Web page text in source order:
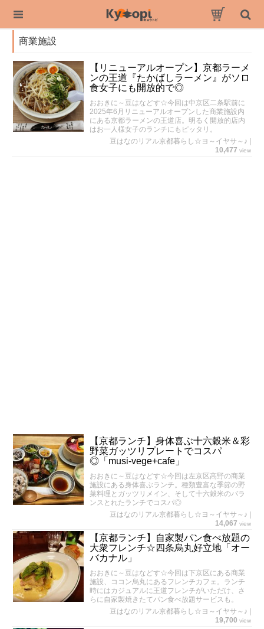
商業施設
【リニューアルオープン】京都ラーメ
ンの王道『たかばしラーメン』がソロ
食女子にも開放的で◎
おおきに～豆はなどす☆今回は中京区二条駅前に
2025年6月リニューアルオープンした商業施設内
にある京都ラーメンの王道店。明るく開放的店内
はお一人様女子のランチにもピッタリ。
豆はなのリアル京都暮らし☆ヨ～イヤサ～♪
10,477 view
【京都ランチ】身体喜ぶ十六穀米＆彩
野菜ガッツリプレートでコスパ
◎「musi-vege+cafe」
おおきに～豆はなどす☆今回は左京区高野の商業
施設にある身体喜ぶランチ。種類豊富な季節の野
菜料理とガッツリメイン、そして十六穀米のバラ
ンスとれたランチでコスパ◎
豆はなのリアル京都暮らし☆ヨ～イヤサ～♪
14,067 view
【京都ランチ】自家製パン食べ放題の
大衆フレンチ☆四条烏丸好立地「オー
バカナル」
おおきに～豆はなどす☆今回は下京区にある商業
施設、ココン烏丸にあるフレンチカフェ。ランチ
時にはカジュアルに王道フレンチがいただけ、さ
らに自家製焼きたてパン食べ放題サービスも。
豆はなのリアル京都暮らし☆ヨ～イヤサ～♪
19,700 view